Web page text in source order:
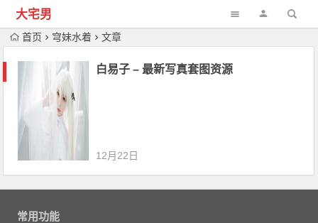
大宅男
首页 穹妹水着 文章
白易子 – 最新写真套图资源
12月22日
常用功能